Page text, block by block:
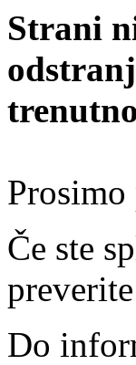
Strani
Prosimo
Če ste
Do